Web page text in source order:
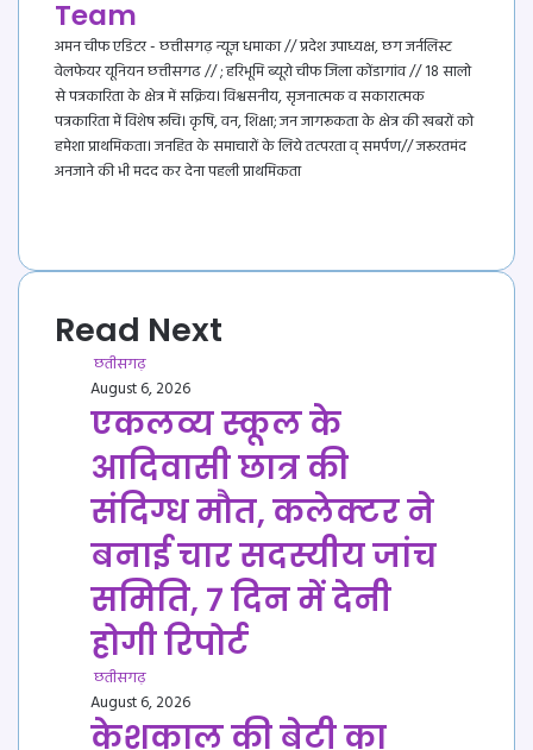
Team
अमन चीफ एडिटर - छत्तीसगढ़ न्यूज़ धमाका // प्रदेश उपाध्यक्ष, छग जर्नलिस्ट
वेलफेयर यूनियन छत्तीसगढ // ; हरिभूमि ब्यूरो चीफ जिला कोंडागांव // 18 सालो
से पत्रकारिता के क्षेत्र में सक्रिय। विश्वसनीय, सृजनात्मक व सकारात्मक
पत्रकारिता में विशेष रूचि। कृषि, वन, शिक्षा; जन जागरूकता के क्षेत्र की खबरों को
हमेशा प्राथमिकता। जनहित के समाचारों के लिये तत्परता व् समर्पण// जरूरतमंद
अनजाने की भी मदद कर देना पहली प्राथमिकता
Read Next
छतीसगढ़
August 6, 2026
एकलव्य स्कूल के
आदिवासी छात्र की
संदिग्ध मौत, कलेक्टर ने
बनाई चार सदस्यीय जांच
समिति, 7 दिन में देनी
होगी रिपोर्ट
छतीसगढ़
August 6, 2026
केशकाल की बेटी का